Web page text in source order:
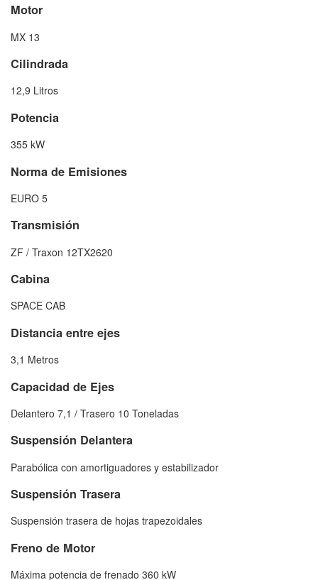
Motor
MX 13
Cilindrada
12,9 Litros
Potencia
355 kW
Norma de Emisiones
EURO 5
Transmisión
ZF / Traxon 12TX2620
Cabina
SPACE CAB
Distancia entre ejes
3,1 Metros
Capacidad de Ejes
Delantero 7,1 / Trasero 10 Toneladas
Suspensión Delantera
Parabólica con amortiguadores y estabilizador
Suspensión Trasera
Suspensión trasera de hojas trapezoidales
Freno de Motor
Máxima potencia de frenado 360 kW